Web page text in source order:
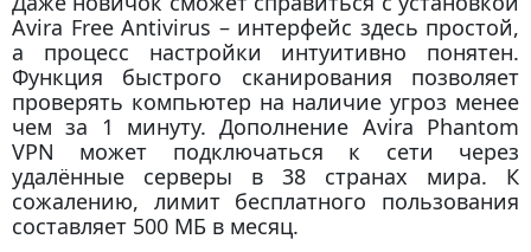
Avira Free Antivirus – интерфейс здесь простой,
а процесс настройки интуитивно понятен.
Функция быстрого сканирования позволяет
проверять компьютер на наличие угроз менее
чем за 1 минуту. Дополнение Avira Phantom
VPN может подключаться к сети через
удалённые серверы в 38 странах мира. К
сожалению, лимит бесплатного пользования
составляет 500 МБ в месяц.